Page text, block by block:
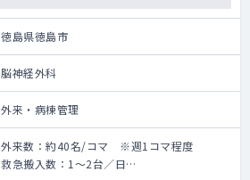
徳島県徳島市
脳神経外科
外来・病棟管理
外来数：約40名/コマ ※週1コマ程度
救急搬入数：1～2台／日